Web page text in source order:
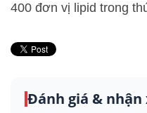
400 đơn vị lipid trong
Đánh giá & nhận